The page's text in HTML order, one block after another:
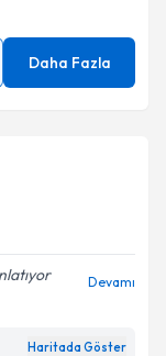
Daha Fazla
Devamı
Haritada Göster